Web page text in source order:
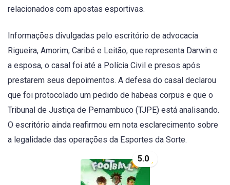
relacionados com apostas esportivas.
Informações divulgadas pelo escritório de advocacia
Rigueira, Amorim, Caribé e Leitão, que representa Darwin e
a esposa, o casal foi até a Polícia Civil e presos após
prestarem seus depoimentos. A defesa do casal declarou
que foi protocolado um pedido de habeas corpus e que o
Tribunal de Justiça de Pernambuco (TJPE) está analisando.
O escritório ainda reafirmou em nota esclarecimento sobre
a legalidade das operações da Esportes da Sorte.
5.0